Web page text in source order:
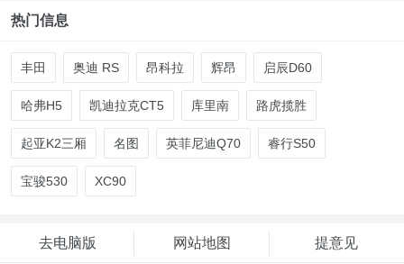
热门信息
丰田 奥迪 RS 昂科拉 辉昂 启辰D60
哈弗H5 凯迪拉克CT5 库里南 路虎揽胜
起亚K2三厢 名图 英菲尼迪Q70 睿行S50
宝骏530 XC90
去电脑版 网站地图 提意见